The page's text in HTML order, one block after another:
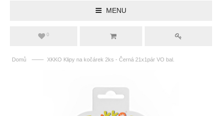
MENU
0
Domů —— XKKO Klipy na kočárek 2ks - Černá 21x1pár VO bal.